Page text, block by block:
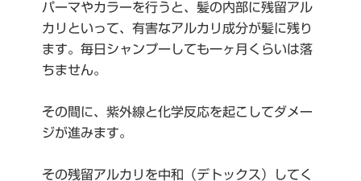
パーマやカラーを行うと、髪の内部に残留アル
カリといって、有害なアルカリ成分が髪に残り
ます。毎日シャンプーしても一ヶ月くらいは落
ちません。
その間に、紫外線と化学反応を起こしてダメー
ジが進みます。
その残留アルカリを中和（デトックス）してく